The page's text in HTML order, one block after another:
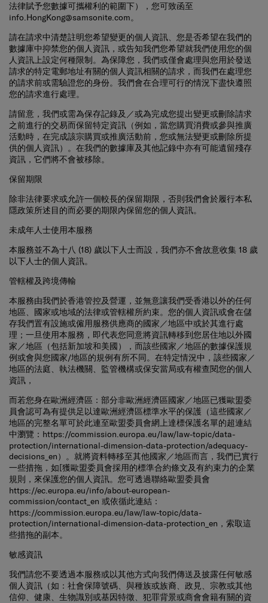
info.HongKong@samsonite.com。
請在請求中清楚註明您希望變更的個人資訊、您是否希望在我們的
數據庫中抑禁您的個人資訊，或告知我們您希望就我們使用您的個
人資訊上設定何種限制。為保障您，我們或僅會處理與您用於發送
請求的特定電郵地址有關的個人資訊相關的請求，而我們在處理您
的請求前或需驗證您的身份。我們會在合理可行的情況下盡快遵照
您的請求進行處理。
之前進行的交易而保留特定資訊（例如，當您購買消費或參與推廣
活動時，在完成該宗購買或推廣活動前，您或無法變更或刪除所提
供的個人資訊）。在我們的數據庫及其他記錄中亦有可能遺留殘存
資訊，它們將不會被移除。
保留期限
隱政策所述目的而必要的期限內保留您的個人資訊。
以下人士的個人資訊。
管轄權及跨境傳輸
地區、國家或地域的法律或管轄權所約束。您的個人資訊或會在儲
存我們置有設施或僱用服務供應商的國家／地區中或於其進行處
理；一旦使用本服務，即代表您同意將資訊轉移到您居住地以外國
家／地區（包括新加坡和美國），而該些國家／地區的數據保護規
例或會與您國家/地區的規例有所不同。在特定情況中，該些國家／
地區的法庭、執法機關、監管機構或保安當局或有權查閱您的個人
資訊，
而若您身在歐洲經濟區：部分非歐洲經濟區國家／地區已獲歐盟委
員會認可為有提供足以達歐洲經濟區標準水平的保護（這些國家／
地區的完整名單可於此連至歐盟委員會網上達標保護名單的超連結
中瀏覽：https://commission.europa.eu/law/law-topic/data-
protection/international-dimension-data-protection/adequacy-
decisions_en）。就將資料轉移至其他國家／地區而言，我們已實行
一些措拖，如[獲歐盟委員會採用的標準合約條文及有約束力的企業
規則，來保護您的個人資訊。您可透過聯絡歐盟委員會
https://ec.europa.eu/info/about-european-
commission/contact_en或依循此連結：
https://commission.europa.eu/law/law-topic/data-
protection/international-dimension-data-protection_en
些措拖的副本。
我們請您不要透過本服務或以其他方式向我們傳送及披露任何敏感
個人資訊（如：社會保障號碼、與種族或族裔、政見、宗教或其他
信仰、健康、生物識別或基因特徵、犯罪背景或商會會籍有關的資
訊）。